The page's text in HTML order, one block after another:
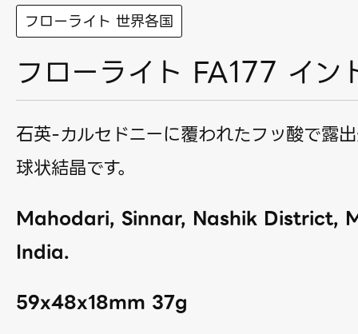
フローライト 世界各国
フローライト FA177 イン
石英-カルセドニーに覆われたフッ酸で露
球状結晶です。
Mahodari, Sinnar, Nashik District,
India.
59x48x18mm 37g